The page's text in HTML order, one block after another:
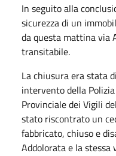
In seguito alla
sicurezza di un
da questa mattina via
transitabile.
La chiusura era stata
intervento della
Provinciale dei Vigili
stato riscontrato un
fabbricato, chiuso e
Addolorata e la stessa